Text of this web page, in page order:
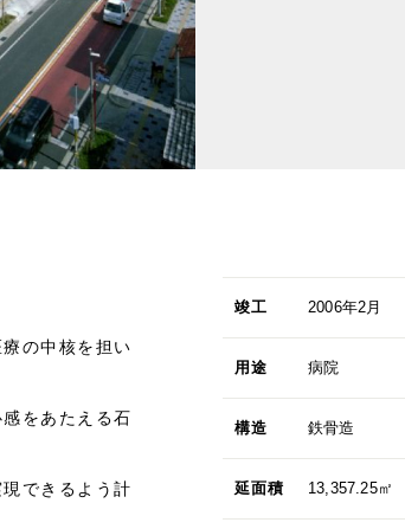
の中核を担い
をあたえる石
できるよう計
竣工 2006年2月
用途 病院
構造 鉄骨造
延面積 13,357.25㎡